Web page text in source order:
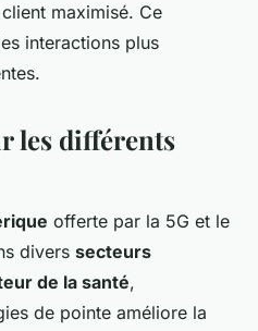
maximisé. Ce
interactions plus
les différents
offerte par la 5G et le
divers secteurs
de la santé,
de pointe améliore la